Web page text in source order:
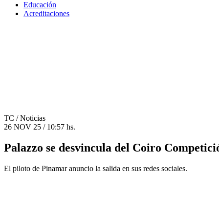
Educación
Acreditaciones
TC / Noticias
26 NOV 25 / 10:57 hs.
Palazzo se desvincula del Coiro
El piloto de Pinamar anuncio la salida en sus redes sociales.